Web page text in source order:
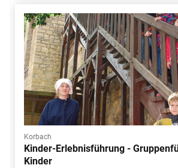
Korbach
Kinder-Erlebnisführung -
Kinder